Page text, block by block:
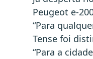
Peugeot e-
“Para
Tense foi
“Para a